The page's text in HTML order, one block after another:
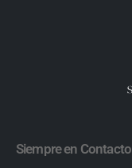
Siempre en Contacto